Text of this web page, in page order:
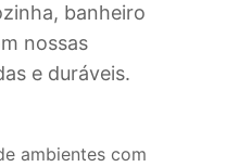
banheiro
nossas
e duráveis.
ambientes com